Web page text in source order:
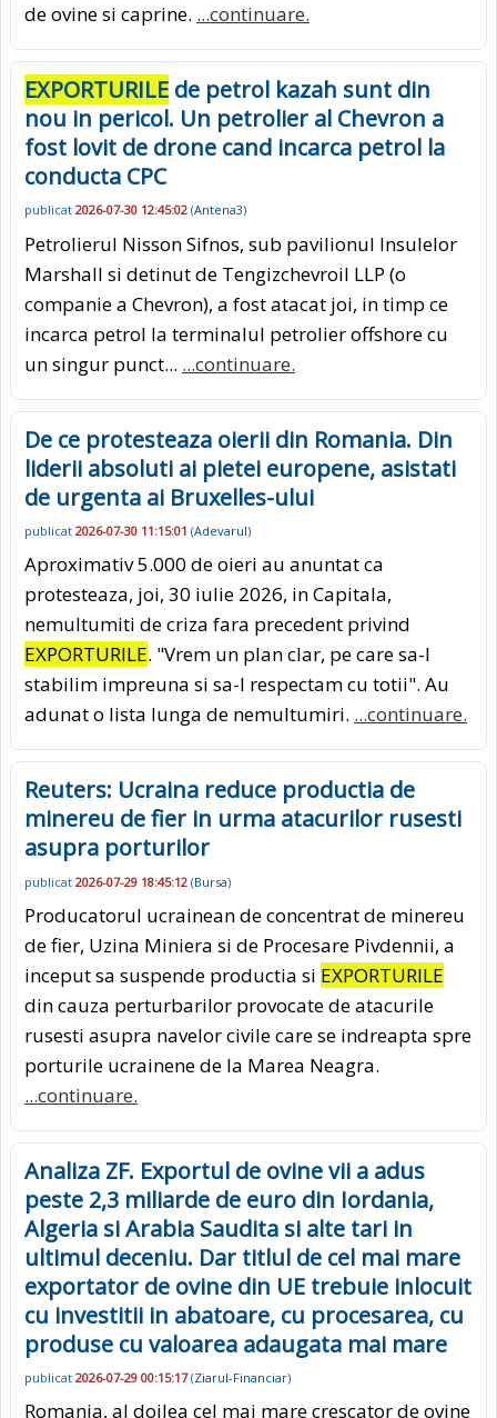
de ovine si caprine. ...continuare.
EXPORTURILE de petrol kazah sunt din
nou in pericol. Un petrolier al Chevron a
fost lovit de drone cand incarca petrol la
conducta CPC
publicat 2026-07-30 12:45:02 (Antena3)
Petrolierul Nisson Sifnos, sub pavilionul Insulelor
Marshall si detinut de Tengizchevroil LLP (o
companie a Chevron), a fost atacat joi, in timp ce
incarca petrol la terminalul petrolier offshore cu
un singur punct... ...continuare.
De ce protesteaza oierii din Romania. Din
liderii absoluti ai pietei europene, asistati
de urgenta ai Bruxelles-ului
publicat 2026-07-30 11:15:01 (Adevarul)
Aproximativ 5.000 de oieri au anuntat ca
protesteaza, joi, 30 iulie 2026, in Capitala,
nemultumiti de criza fara precedent privind
EXPORTURILE. "Vrem un plan clar, pe care sa-l
stabilim impreuna si sa-l respectam cu totii". Au
adunat o lista lunga de nemultumiri. ...continuare.
Reuters: Ucraina reduce productia de
minereu de fier in urma atacurilor rusesti
asupra porturilor
publicat 2026-07-29 18:45:12 (Bursa)
Producatorul ucrainean de concentrat de minereu
de fier, Uzina Miniera si de Procesare Pivdennii, a
inceput sa suspende productia si EXPORTURILE
din cauza perturbarilor provocate de atacurile
rusesti asupra navelor civile care se indreapta spre
porturile ucrainene de la Marea Neagra.
...continuare.
Analiza ZF. Exportul de ovine vii a adus
peste 2,3 miliarde de euro din Iordania,
Algeria si Arabia Saudita si alte tari in
ultimul deceniu. Dar titlul de cel mai mare
exportator de ovine din UE trebuie inlocuit
cu investitii in abatoare, cu procesarea, cu
produse cu valoarea adaugata mai mare
publicat 2026-07-29 00:15:17(Ziarul-Financiar)
Romania, al doilea cel mai mare crescator de ovine